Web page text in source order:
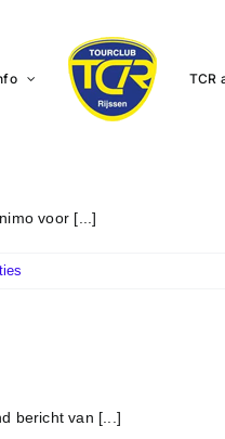
TCR
voor [...]
bericht van [...]